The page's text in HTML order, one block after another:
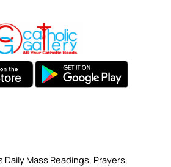
Mass Readings, Prayers,